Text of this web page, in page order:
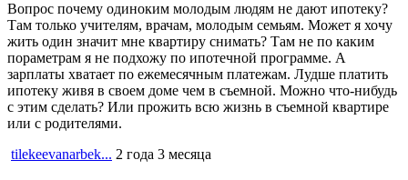
Вопрос почему одиноким молодым людям не дают ипотеку?
Там только учителям, врачам, молодым семьям. Может я хочу
жить один значит мне квартиру снимать? Там не по каким
пораметрам я не подхожу по ипотечной программе. А
зарплаты хватает по ежемесячным платежам. Лудше платить
ипотеку живя в своем доме чем в съемной. Можно что-нибудь
с этим сделать? Или прожить всю жизнь в съемной квартире
или с родителями.
tilekeevanarbek... 2 года 3 месяца